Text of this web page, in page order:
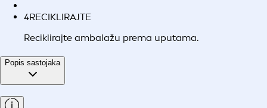
4RECIKLIRAJTE
Reciklirajte ambalažu prema uputama.
Popis sastojaka